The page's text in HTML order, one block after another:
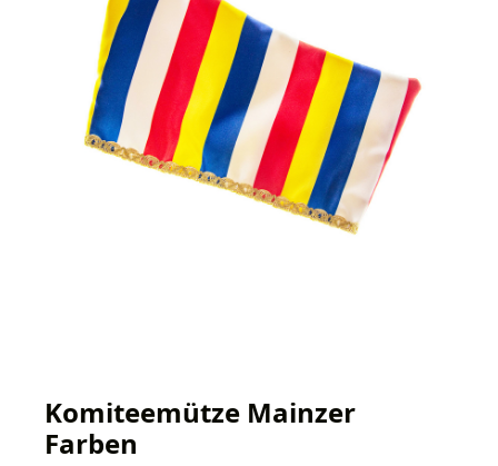
Komiteemütze Mainzer
Farben